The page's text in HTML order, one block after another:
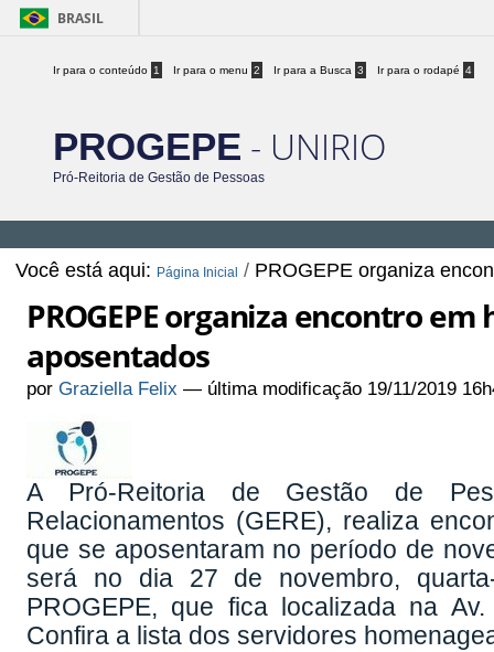
BRASIL
Ir para o conteúdo 1 Ir para o menu 2 Ir para a Busca 3 Ir para o rodapé 4
PROGEPE - UNIRIO
Pró-Reitoria de Gestão de Pessoas
Você está aqui: Página Inicial / PROGEPE organiza
PROGEPE organiza encontro
aposentados
porGraziella Felix — última modificação 19/11/2019
A Pró-Reitoria de Gestão de
Relacionamentos (GERE), realiza
que se aposentaram no período de
será no dia 27 de novembro,
PROGEPE, que fica localizada na
Confira a lista dos servidores